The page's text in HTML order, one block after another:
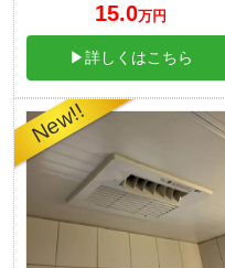
15.0万円
▶詳しくはこちら